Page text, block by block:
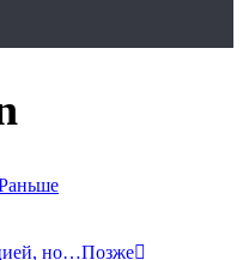
но…Позже